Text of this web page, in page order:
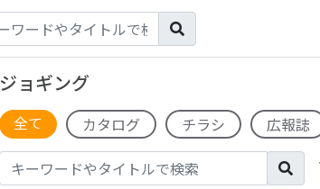
ジョギング
全て カタログ チラシ 広報誌